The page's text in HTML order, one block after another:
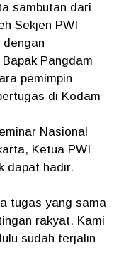
sambutan dari
Sekjen PWI
dengan
Pangdam
pemimpin
di Kodam
Nasional
Ketua PWI
dapat hadir.
tugas yang sama
rakyat. Kami
sudah terjalin